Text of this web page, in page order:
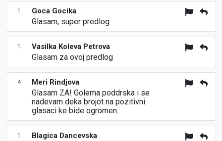
1 Goca Gocika
Glasam, super predlog
1 Vasilka Koleva Petrova
Glasam za ovoj predlog
4 Meri Rindjova
Glasam ZA! Golema poddrska i se
nadevam deka brojot na pozitivni
glasaci ke bide ogromen.
1 Blagica Dancevska